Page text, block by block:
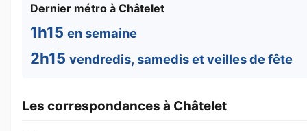
Dernier métro à Châtelet
1h15 en semaine
2h15 vendredis, samedis et veilles de fête
Les correspondances à Châtelet